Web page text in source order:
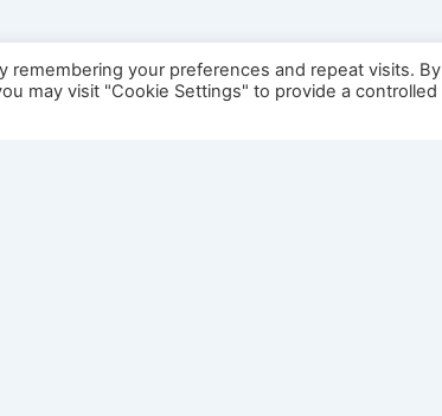
your preferences and repeat visits. By
may visit "Cookie Settings" to provide a controlled